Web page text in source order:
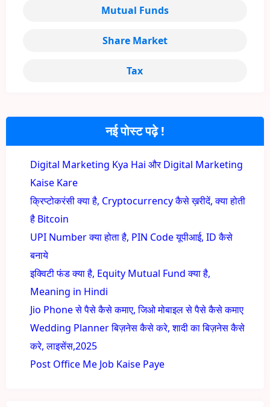
नई पोस्ट पढ़े !
Digital Marketing Kya Hai और Digital Marketing
Kaise Kare
क्रिप्टोकरंसी क्या है, Cryptocurrency कैसे ख़रीदें, क्या होती
है Bitcoin
UPI Number क्या होता है, PIN Code यूपीआई, ID कैसे
बनाये
इक्विटी फंड क्या है, Equity Mutual Fund क्या है,
Meaning in Hindi
Jio Phone से पैसे कैसे कमाए, जिओ मोबाइल से पैसे कैसे कमाए
Wedding Planner बिज़नेस कैसे करे, शादी का बिज़नेस कैसे
करे, लाइसेंस,2025
Post Office Me Job Kaise Paye
Mutual Funds
Share Market
Tax